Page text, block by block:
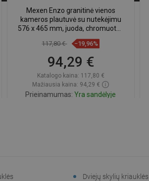
Mexen Enzo granitinė vienos
kameros plautuvė su nutekėjimu
576 x 465 mm, juoda, chromuotas
sifonas - 6506571005-77
117,80 € −19,96%
94,29 €
Katalogo kaina: 117,80 €
Mažiausia kaina: 94,29 €
Prieinamumas: Yra sandėlyje
Dviejų skylių kriauklės